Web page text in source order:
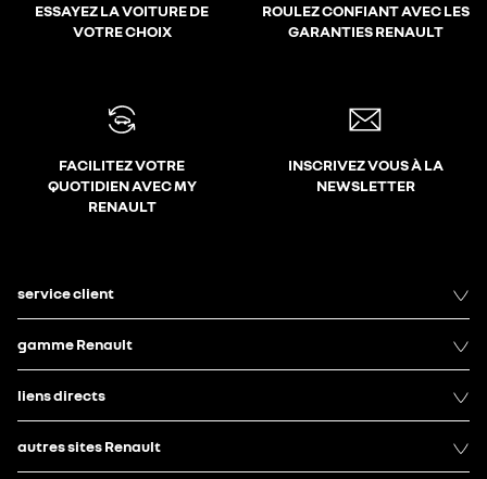
ESSAYEZ LA VOITURE DE
VOTRE CHOIX
ROULEZ CONFIANT AVEC LES
GARANTIES RENAULT
FACILITEZ VOTRE
QUOTIDIEN AVEC MY
RENAULT
INSCRIVEZ VOUS À LA
NEWSLETTER
service client
gamme Renault
liens directs
autres sites Renault